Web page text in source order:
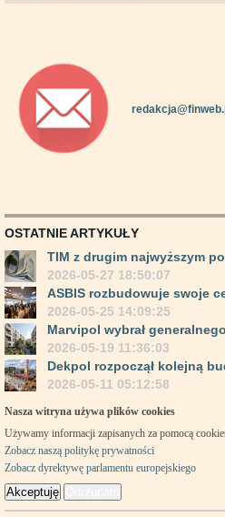
OSTATNIE ARTYKUŁY
TIM z drugim najwyższym
2026-05-27 18:50:07
ASBIS rozbudowuje swoje
2026-05-25 14:09:25
Marvipol wybrał
2026-05-19 11:36:03
Dekpol rozpoczął kolejną
2026-05-11 05:12:58
Nasza witryna używa plików cookies
Używamy informacji zapisanych za pomocą
Zobacz naszą politykę prywatności
Zobacz dyrektywę parlamentu europejskiego
Akceptuję